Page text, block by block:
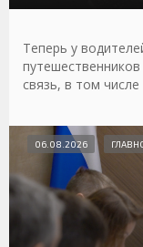
Теперь у
связь, в том
06.08.2026